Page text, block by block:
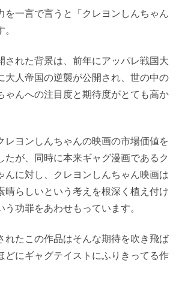
を一言で言うと「クレヨンしんちゃん
された背景は、前年にアッパレ戦国大
大人帝国の逆襲が公開され、世の中の
ゃんへの注目度と期待度がとても高か
レヨンしんちゃんの映画の市場価値を
たが、同時に本来ギャグ漫画であるク
んに対し、クレヨンしんちゃん映画は
晴らしいという考えを根深く植え付け
う功罪をあわせもっています。
れたこの作品はそんな期待を吹き飛ば
どにギャグテイストにふりきってる作